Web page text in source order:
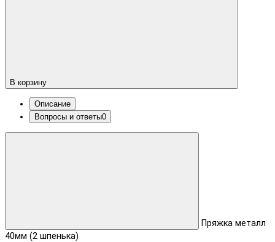
В корзину
Описание
Вопросы и ответы0
Пряжка металл
40мм (2 шпенька)